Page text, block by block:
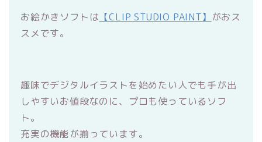
お絵かきソフトは 【CLIP STUDIO PAINT】 がおス
スメです。
趣味でデジタルイラストを始めたい人でも手が出
しやすいお値段なのに、プロも使っているソフ
ト。
充実の機能が揃っています。